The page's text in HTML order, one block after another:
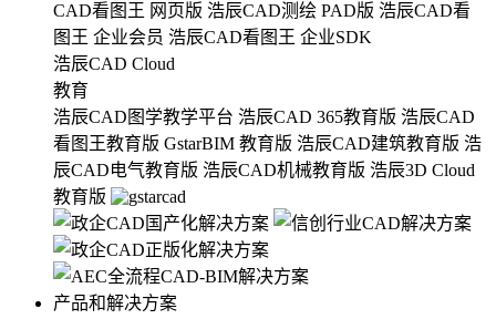
CAD看图王 网页版 浩辰CAD测绘 PAD版 浩辰CAD看
图王 企业会员 浩辰CAD看图王 企业SDK
浩辰CAD Cloud
教育
浩辰CAD图学教学平台 浩辰CAD 365教育版 浩辰CAD
看图王教育版 GstarBIM 教育版 浩辰CAD建筑教育版 浩
辰CAD电气教育版 浩辰CAD机械教育版 浩辰3D Cloud
教育版
产品和解决方案